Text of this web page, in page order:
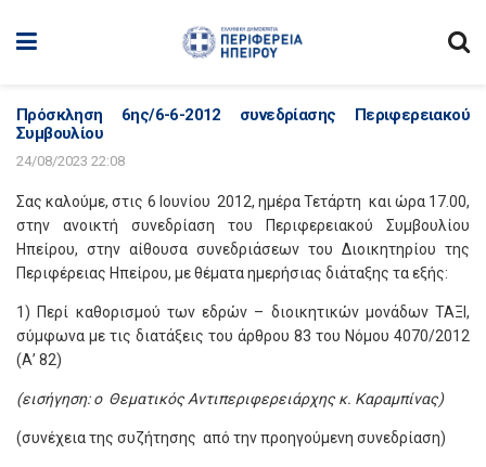
Πρόσκληση 6ης/6-6-2012 συνεδρίασης Περιφερειακού
Συμβουλίου
24/08/2023 22:08
Σας καλούμε, στις 6 Ιουνίου 2012, ημέρα Τετάρτη και ώρα 17.00,
στην ανοικτή συνεδρίαση του Περιφερειακού Συμβουλίου
Ηπείρου, στην αίθουσα συνεδριάσεων του Διοικητηρίου της
Περιφέρειας Ηπείρου, με θέματα ημερήσιας διάταξης τα εξής:
1) Περί καθορισμού των εδρών – διοικητικών μονάδων ΤΑΞΙ,
σύμφωνα με τις διατάξεις του άρθρου 83 του Νόμου 4070/2012
(Α’ 82)
(εισήγηση: ο Θεματικός Αντιπεριφερειάρχης κ. Καραμπίνας)
(συνέχεια της συζήτησης από την προηγούμενη συνεδρίαση)